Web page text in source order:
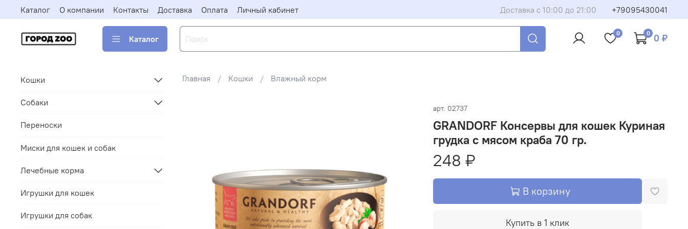
Каталог О компании Контакты Доставка Оплата Личный кабинет Доставка с 10:00 до 21:00 +79095430041
Каталог
0 0 0 ₽
Главная Кошки Влажный корм
арт. 02737
GRANDORF Консервы для кошек Куриная
грудка с мясом краба 70 гр.
248 ₽
В корзину
Купить в 1 клик
Кошки
Собаки
Переноски
Миски для кошек и собак
Лечебные корма
Игрушки для кошек
Игрушки для собак